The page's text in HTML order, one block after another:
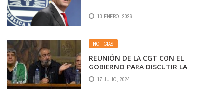
13 ENERO, 2026
NOTICIAS
REUNIÓN DE LA CGT CON EL
GOBIERNO PARA DISCUTIR LA
REFORMA LABORAL
17 JULIO, 2024